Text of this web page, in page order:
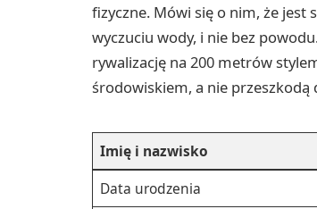
fizyczne. Mówi się o nim, że jest
wyczuciu wody, i nie bez
rywalizację na 200 metrów
środowiskiem, a nie przeszkodą
Imię i nazwisko
Data urodzenia